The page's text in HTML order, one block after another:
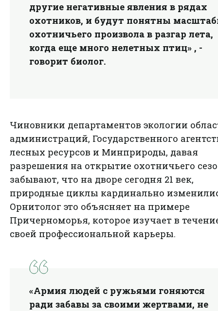
другие негативные явления в рядах
охотников, и будут понятны
охотничьего произвола в разгар лета,
когда еще много нелетных птиц» , -
говорит биолог.
Чиновники департаментов экологии
администраций, Государственного
лесных ресурсов и Минприроды, давая
разрешения на открытие охотничьего
забывают, что на дворе сегодня 21 век,
природные циклы кардинально
Орнитолог это объясняет на примере
Причерноморья, которое изучает в
своей профессиональной карьеры.
«Армия людей с ружьями гоняются
ради забавы за своими жертвами, не